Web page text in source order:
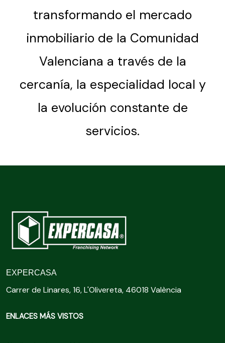
transformando el mercado
inmobiliario de la Comunidad
Valenciana a través de la
cercanía, la especialidad local y
la evolución constante de
servicios.
EXPERCASA
Carrer de Linares, 16, L'Olivereta, 46018 València
ENLACES MÁS VISTOS